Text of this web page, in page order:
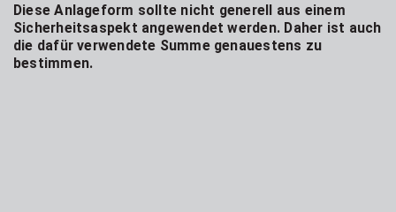
Diese Anlageform sollte nicht generell aus einem
Sicherheitsaspekt angewendet werden. Daher ist auch
die dafür verwendete Summe genauestens zu
bestimmen.